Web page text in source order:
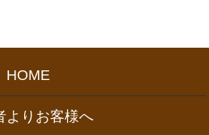
HOME
よりお客様へ